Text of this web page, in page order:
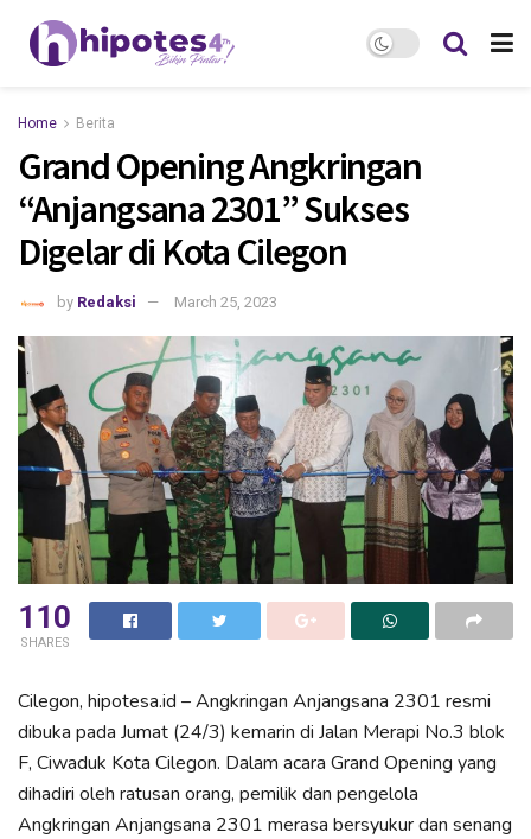
Home Berita
Grand Opening Angkringan
“Anjangsana 2301” Sukses
Digelar di Kota Cilegon
by Redaksi March 25, 2023
110
SHARES
Cilegon, hipotesa.id – Angkringan Anjangsana 2301 resmi
dibuka pada Jumat (24/3) kemarin di Jalan Merapi No.3 blok
F, Ciwaduk Kota Cilegon. Dalam acara Grand Opening yang
dihadiri oleh ratusan orang, pemilik dan pengelola
Angkringan Anjangsana 2301 merasa bersyukur dan senang